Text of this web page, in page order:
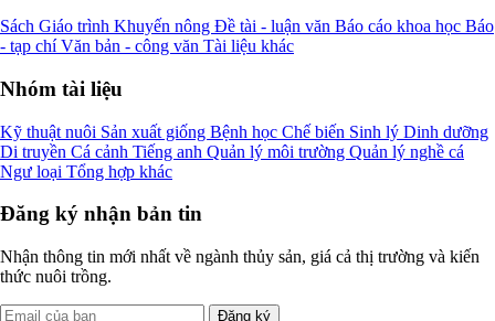
Sách Giáo trình Khuyến nông Đề tài - luận văn Báo cáo khoa học Báo
- tạp chíVăn bản - công văn Tài liệu khác
Nhóm tài liệu
Kỹ thuật nuôi Sản xuất giống Bệnh học Chế biến Sinh lý Dinh dưỡng
Di truyền Cá cảnh Tiếng anh Quản lý môi trường Quản lý nghề cá
Ngư loại Tổng hợp khác
Đăng ký nhận bản tin
Nhận thông tin mới nhất về ngành thủy sản, giá cả thị trường và kiến
thức nuôi trồng.
Đăng ký